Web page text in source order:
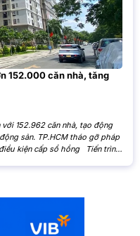
152.000 căn nhà, tăng
152.962 căn nhà, tạo động
sản. TP.HCM tháo gỡ pháp
kiện cấp sổ hồng Tiến trình